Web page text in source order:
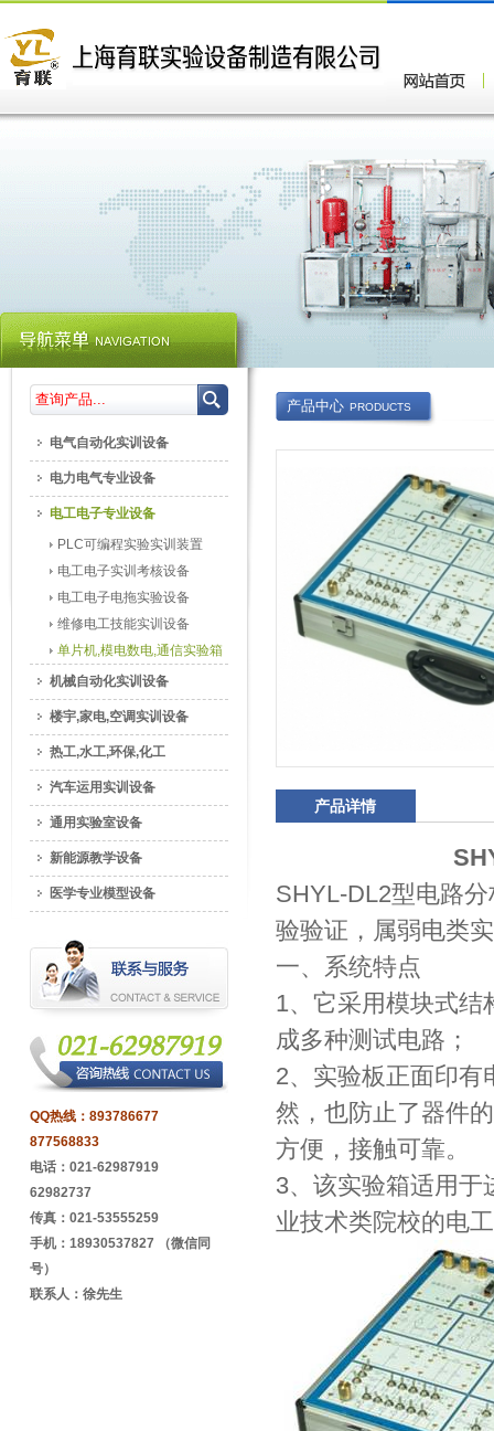
产品中心 PRODUCTS
产品详情
SHYL-DL2型电路
验验证，属弱电类
一、系统特点
1、它采用模块式结
成多种测试电路；
2、实验板正面印有
然，也防止了器件
方便，接触可靠。
3、该实验箱适用于
业技术类院校的电
电气自动化实训设备
电力电气专业设备
电工电子专业设备
PLC可编程实验实训装置
电工电子实训考核设备
电工电子电拖实验设备
维修电工技能实训设备
单片机,模电数电,通信实验箱
机械自动化实训设备
楼宇,家电,空调实训设备
热工,水工,环保,化工
汽车运用实训设备
通用实验室设备
新能源教学设备
医学专业模型设备
QQ热线： 893786677
877568833
电话：021-62987919
62982737
传真：021-53555259
手机：18930537827 （微信同
号）
联系人：徐先生